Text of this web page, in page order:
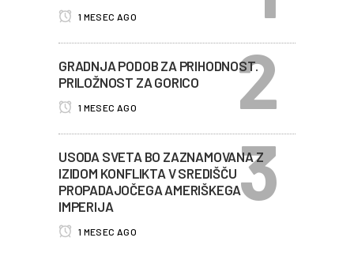
1 MESEC AGO
GRADNJA PODOB ZA PRIHODNOST.
PRILOŽNOST ZA GORICO
1 MESEC AGO
USODA SVETA BO ZAZNAMOVANA Z
IZIDOM KONFLIKTA V SREDIŠČU
PROPADAJOČEGA AMERIŠKEGA
IMPERIJA
1 MESEC AGO